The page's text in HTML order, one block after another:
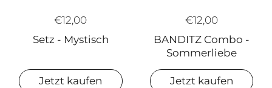
€12,00
Setz - Mystisch
Jetzt kaufen
€12,00
BANDITZ Combo -
Sommerliebe
Jetzt kaufen